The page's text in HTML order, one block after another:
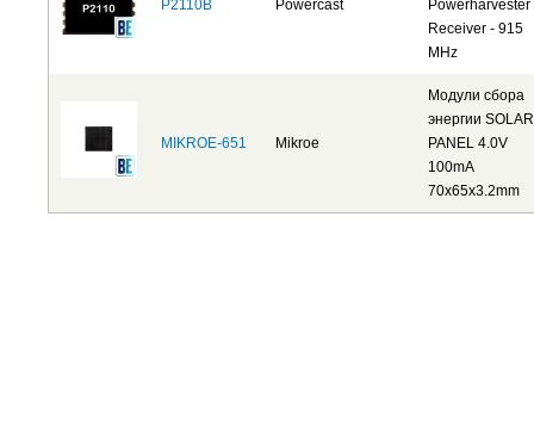
P2110B Powercast
Powerharvester
Receiver - 915
MHz
MIKROE-651 Mikroe
Модули сбора
энергии SOLAR
PANEL 4.0V
100mA
70x65x3.2mm